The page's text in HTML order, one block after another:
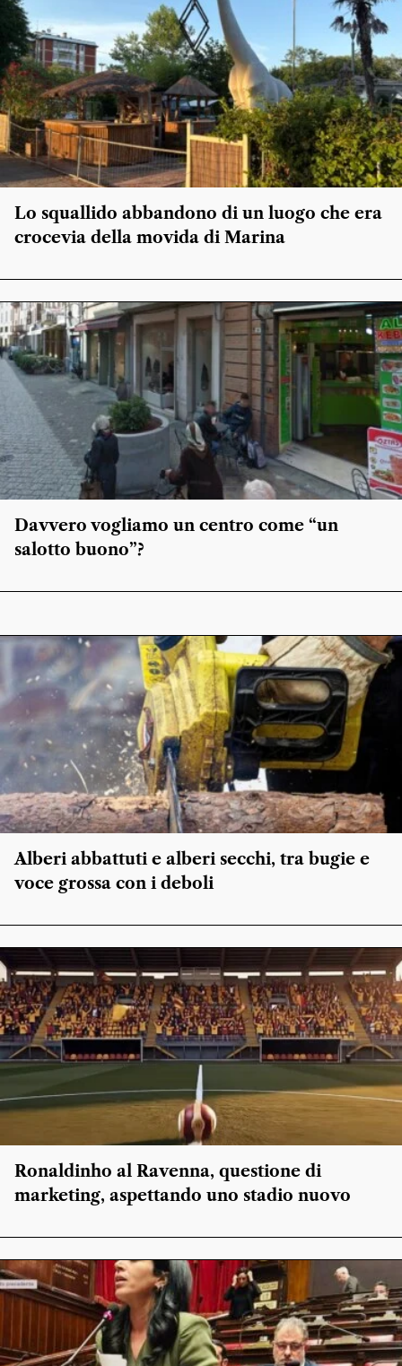
Lo squallido abbandono di un luogo che era
crocevia della movida di Marina
Davvero vogliamo un centro come “un
salotto buono”?
Alberi abbattuti e alberi secchi, tra bugie e
voce grossa con i deboli
Ronaldinho al Ravenna, questione di
marketing, aspettando uno stadio nuovo